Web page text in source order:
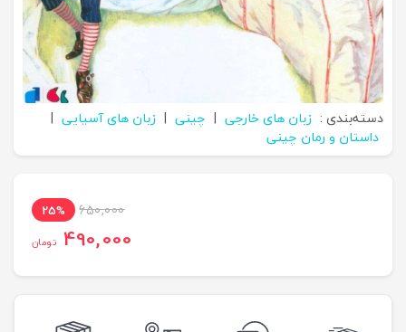
دسته‌بندی : زبان های خارجی | چینی | زبان های آسیایی |
داستان و رمان چینی
650,000
25%
490,000 تومان